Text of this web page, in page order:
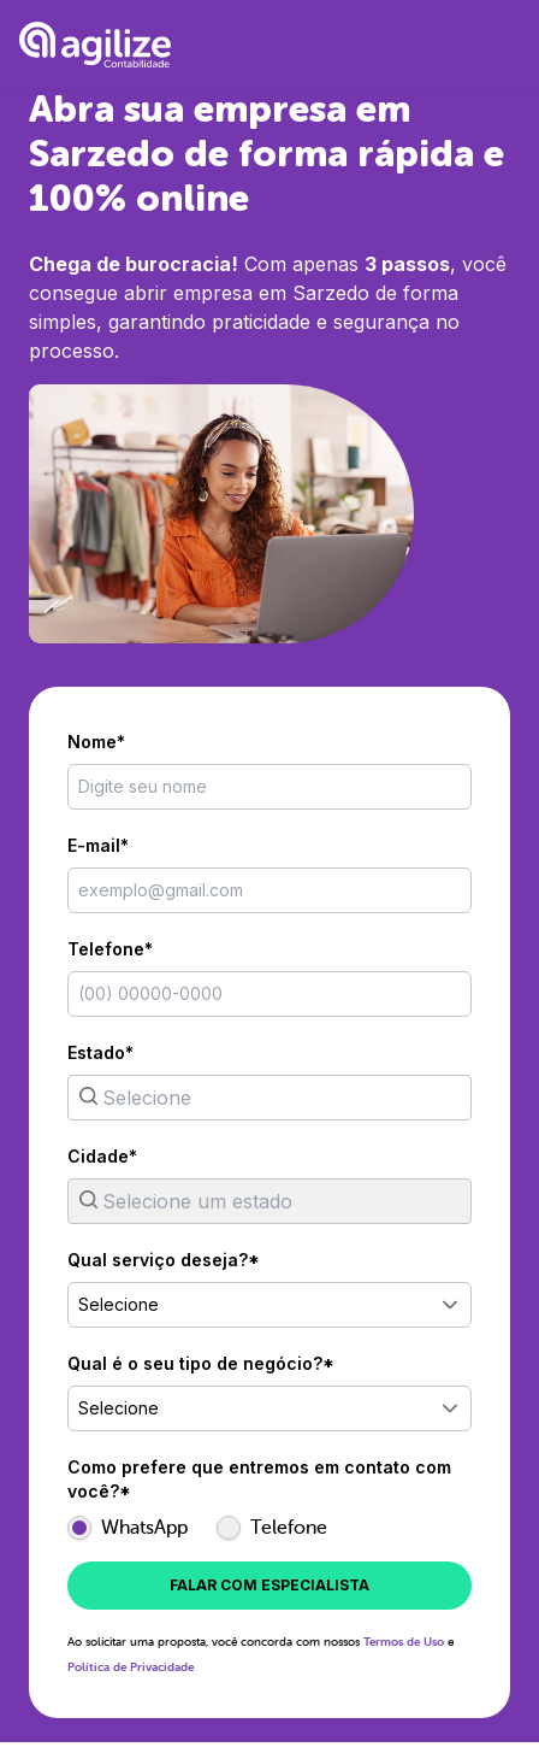
Abra sua empresa em
Sarzedo de forma rápida e
100% online
Chega de burocracia! Com apenas 3 passos, você
consegue abrir empresa em Sarzedo de forma
simples, garantindo praticidade e segurança no
processo.
Nome*
E-mail*
Telefone*
Estado*
Cidade*
Qual serviço deseja?*
Selecione
Qual é o seu tipo de negócio?*
Selecione
Como prefere que entremos em contato com
você?*
WhatsApp Telefone
FALAR COM ESPECIALISTA
Ao solicitar uma proposta, você concorda com nossos Termos de Uso e
Política de Privacidade